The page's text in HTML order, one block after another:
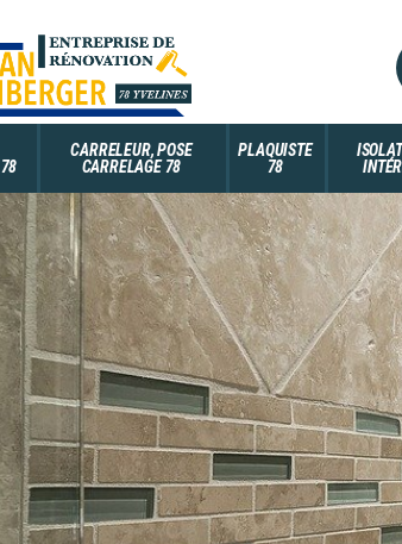
CARRELEUR, POSE
CARRELAGE 78
PLAQUISTE
78